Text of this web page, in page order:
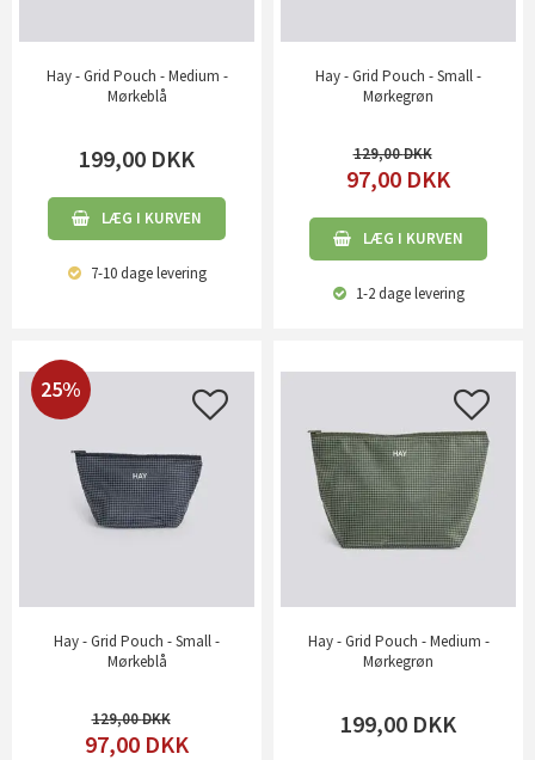
Hay - Grid Pouch - Medium -
Mørkeblå
199,00 DKK
LÆG I KURVEN
7-10 dagelevering
Hay - Grid Pouch - Small -
Mørkegrøn
129,00
97,00 DKK
LÆG I KURVEN
1-2 dagelevering
25%
Hay - Grid Pouch - Small -
Mørkeblå
129,00
97,00 DKK
Hay - Grid Pouch - Medium -
Mørkegrøn
199,00 DKK